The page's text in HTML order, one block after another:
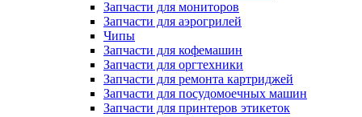
Запчасти для мониторов
Запчасти для аэрогрилей
Чипы
Запчасти для кофемашин
Запчасти для оргтехники
Запчасти для ремонта картриджей
Запчасти для посудомоечных машин
Запчасти для принтеров этикеток